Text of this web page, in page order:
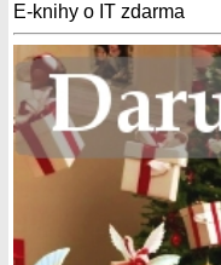
E-knihy o IT zdarma